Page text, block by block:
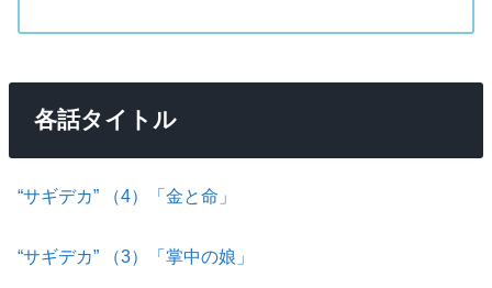
各話タイトル
“サギデカ” （4）「金と命」
“サギデカ” （3）「掌中の娘」